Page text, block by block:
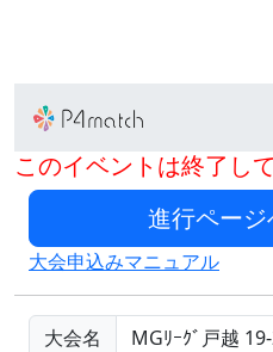
このイベントは終了し
大会申込みマニュアル
大会名
MGﾘｰｸﾞ戸越